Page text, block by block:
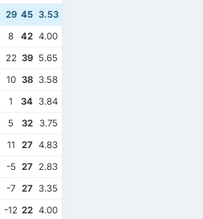
29 45 3.53
8 42 4.00
22 39 5.65
10 38 3.58
1 34 3.84
5 32 3.75
11 27 4.83
-5 27 2.83
-7 27 3.35
-12 22 4.00